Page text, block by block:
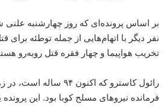
بر اساس پرونده‌ای که روز چهارشنبه علنی
نفر دیگر با اتهام‌هایی از جمله توطئه برای
تخریب هواپیما و چهار فقره قتل روبه‌رو
رائول کاسترو که اکنون ۹۴
فرمانده نیروهای مسلح کوبا بود. این